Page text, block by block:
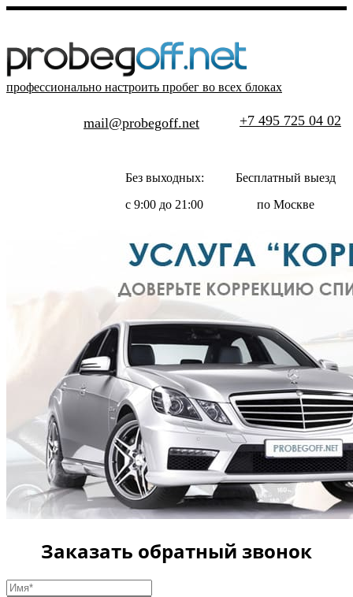
профессионально настроить пробег во всех блоках
+7 495 725 04 02
mail@probegoff.net
Бесплатный выезд
по Москве
Без выходных:
с 9:00 до 21:00
Заказать обратный звонок